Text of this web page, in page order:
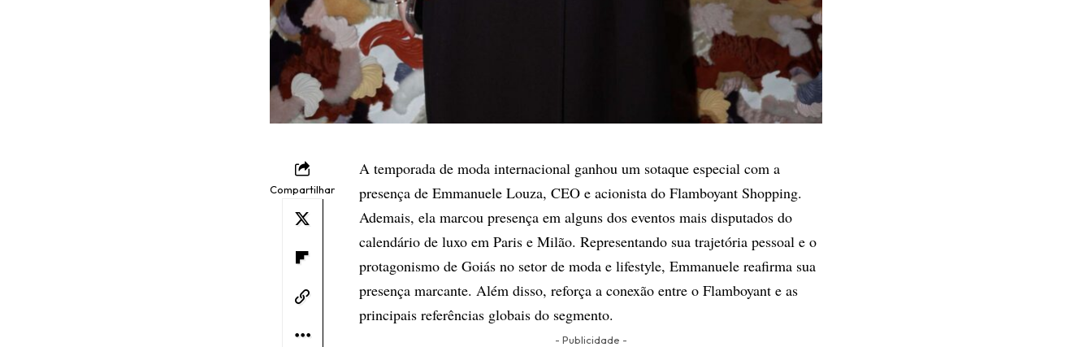
Compartilhar
A temporada de moda internacional ganhou um sotaque especial com a
presença de Emmanuele Louza, CEO e acionista do Flamboyant Shopping.
Ademais, ela marcou presença em alguns dos eventos mais disputados do
calendário de luxo em Paris e Milão. Representando sua trajetória pessoal e o
protagonismo de Goiás no setor de moda e lifestyle, Emmanuele reafirma sua
presença marcante. Além disso, reforça a conexão entre o Flamboyant e as
principais referências globais do segmento.
- Publicidade -